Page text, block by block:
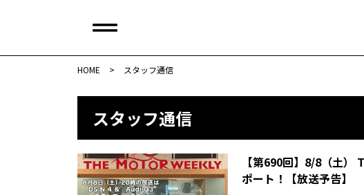
HOME > スタッフ通信
スタッフ通信
【第690回】8/8（土）
ポート！【放送予告】